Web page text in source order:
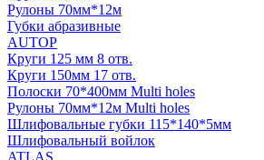
Рулоны 70мм*12м
Губки абразивные
AUTOP
Круги 125 мм 8 отв.
Круги 150мм 17 отв.
Полоски 70*400мм Multi holes
Рулоны 70мм*12м Multi holes
Шлифовальные губки 115*140*5мм
Шлифовальный войлок
ATLAS